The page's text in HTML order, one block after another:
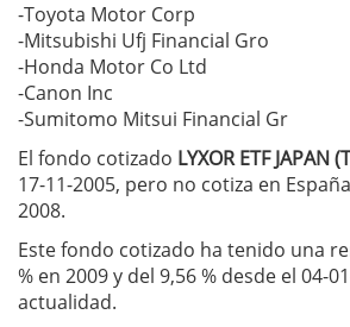
-Toyota Motor Corp
-Mitsubishi Ufj Financial Gro
-Honda Motor Co Ltd
-Canon Inc
-Sumitomo Mitsui Financial Gr
El fondo cotizado LYXOR ETF JAPAN
17-11-2005, pero no cotiza en
2008.
Este fondo cotizado ha tenido una
% en 2009 y del 9,56 % desde el 04-
actualidad.